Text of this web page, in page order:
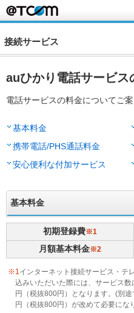
接続サービス
auひかり電話サービス
電話サービスの料金についてご案
基本料金
携帯電話/PHS通話料金
安心便利な付加サービス
基本料金
初期登録費※1
月額基本料金※2
※1インターネット接続サービス・テ
込みいただいた際には、サービス
円（税抜800円）となります。(別
円（税抜800円）が改めて必要にな